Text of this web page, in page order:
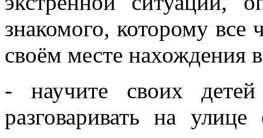
знакомого, которому
своём месте нахождения
- научите своих
разговаривать на